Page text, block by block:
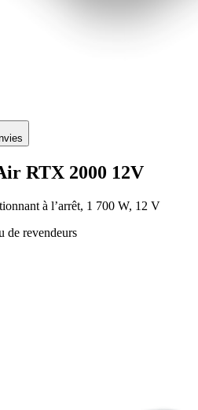
RTX 2000 12V
à l’arrêt, 1 700 W, 12 V
de revendeurs